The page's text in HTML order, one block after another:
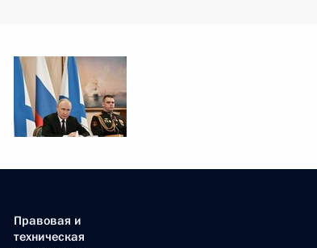
Правовая и
техническая